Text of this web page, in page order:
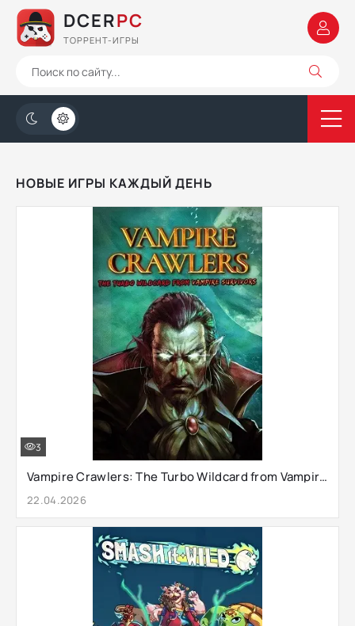
DCERPC
ТОРРЕНТ-ИГРЫ
НОВЫЕ ИГРЫ КАЖДЫЙ ДЕНЬ
Vampire Crawlers: The Turbo Wildcard from Vampire Survivors
22.04.2026
3